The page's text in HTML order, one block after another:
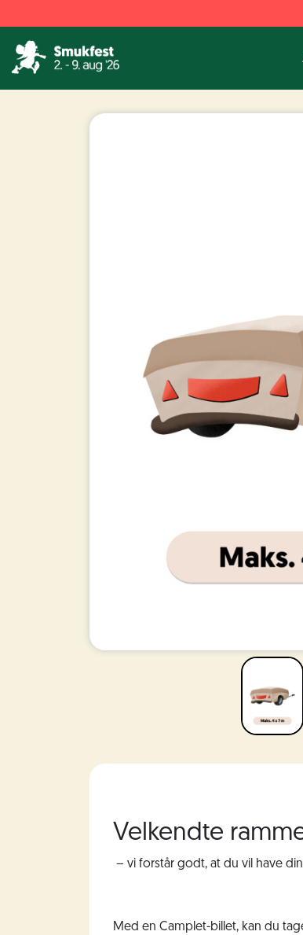
Velkendte
– vi forstår godt, at du vil have
Med en Camplet-billet, kan du